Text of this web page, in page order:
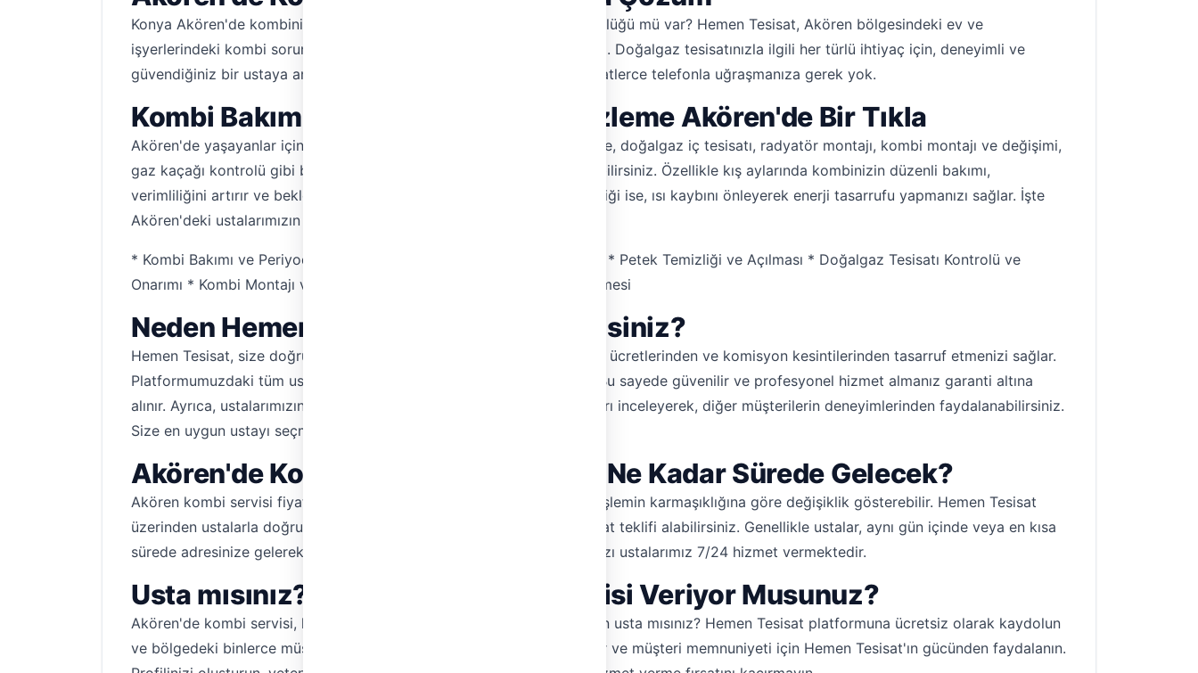
Konya Akören'de kombiniz arızalandı mı ya da peteklerinizde ısı düşüklüğü mü var? Hemen Tesisat, Akören bölgesindeki ev ve
işyerlerindeki kombi sorunlarına en hızlı çözümü sunmak için yanınızda. Doğalgaz tesisatınızla ilgili her türlü ihtiyaç için, deneyimli ve
güvendiğiniz bir ustaya anında ulaşabilirsiniz. Artık acil durumlarda saatlerce telefonla uğraşmanıza gerek yok.
Kombi Bakımı, Tamiri ve Petek Temizleme Akören'de Bir Tıkla
Akören'de yaşayanlar için kombi bakımı, kombi tamiri, petek temizleme, doğalgaz iç tesisatı, radyatör montajı, kombi montajı ve değişimi,
gaz kaçağı kontrolü gibi birçok farklı hizmeti, tek bir platformda bulabilirsiniz. Özellikle kış aylarında kombinizin düzenli bakımı,
verimliliğini artırır ve beklenmedik arızaların önüne geçer. Petek temizliği ise, ısı kaybını önleyerek enerji tasarrufu yapmanızı sağlar. İşte
Akören'deki ustalarımızın sunduğu bazı hizmetler:
* Kombi Bakımı ve Periyodik Kontroller * Kombi Arıza Tespiti ve Tamiri * Petek Temizliği ve Açılması * Doğalgaz Tesisatı Kontrolü ve
Onarımı * Kombi Montajı ve Demontajı * Gaz Kaçağı Tespiti ve Giderilmesi
Neden Hemen Tesisat'ı Tercih Etmelisiniz?
Hemen Tesisat, size doğrudan usta ile buluşma imkanı sunarak aracılık ücretlerinden ve komisyon kesintilerinden tasarruf etmenizi sağlar.
Platformumuzdaki tüm ustalar, titizlikle incelenmiş ve doğrulanmıştır. Bu sayede güvenilir ve profesyonel hizmet almanız garanti altına
alınır. Ayrıca, ustalarımızın iş bitirdikten sonra bıraktığı gerçek yorumları inceleyerek, diğer müşterilerin deneyimlerinden faydalanabilirsiniz.
Size en uygun ustayı seçmek artık çok daha kolay!
Akören'de Kombi Servisi Fiyatları ve Ne Kadar Sürede Gelecek?
Akören kombi servisi fiyatları, arızanın türüne, kullanılan parçalara ve işlemin karmaşıklığına göre değişiklik gösterebilir. Hemen Tesisat
üzerinden ustalarla doğrudan iletişime geçerek, ihtiyaçlarınıza özel fiyat teklifi alabilirsiniz. Genellikle ustalar, aynı gün içinde veya en kısa
sürede adresinize gelerek sorununuzu çözebilirler. Acil durumlarda, bazı ustalarımız 7/24 hizmet vermektedir.
Usta mısınız? Akören'de Kombi Servisi Veriyor Musunuz?
Akören'de kombi servisi, kombi bakımı veya petek temizleme işi yapan usta mısınız? Hemen Tesisat platformuna ücretsiz olarak kaydolun
ve bölgedeki binlerce müşteriye ulaşın. Artan iş hacmi, daha fazla gelir ve müşteri memnuniyeti için Hemen Tesisat'ın gücünden faydalanın.